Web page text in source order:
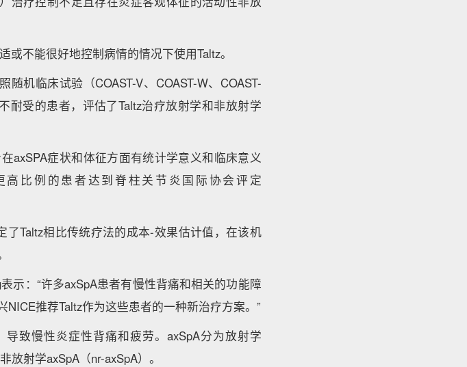
不能很好地控制病情的情况下使用Taltz。
机临床试验（COAST-V、COAST-W、COAST-
耐受的患者，评估了Taltz治疗放射学和非放射学
axSPA症状和体征方面有统计学意义和临床意义
比例的患者达到脊柱关节炎国际协会评定
了Taltz相比传统疗法的成本-效果估计值，在该机
示：“许多axSpA患者有慢性背痛和相关的功能障
推荐Taltz作为这些患者的一种新治疗方案。”
致慢性炎症性背痛和疲劳。axSpA分为放射学
放射学axSpA（nr-axSpA）。